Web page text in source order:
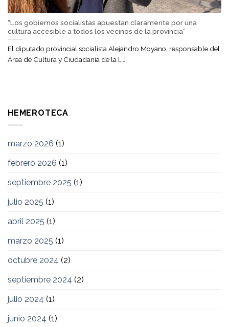
“Los gobiernos socialistas apuestan claramente por una
cultura accesible a todos los vecinos de la provincia”
El diputado provincial socialista Alejandro Moyano, responsable del
Área de Cultura y Ciudadanía de la [...]
HEMEROTECA
marzo 2026 (1)
febrero 2026 (1)
septiembre 2025 (1)
julio 2025 (1)
abril 2025 (1)
marzo 2025 (1)
octubre 2024 (2)
septiembre 2024 (2)
julio 2024 (1)
junio 2024 (1)